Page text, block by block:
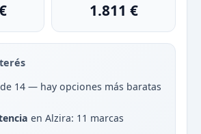
1.811 €
14 — hay opciones más baratas
en Alzira: 11 marcas